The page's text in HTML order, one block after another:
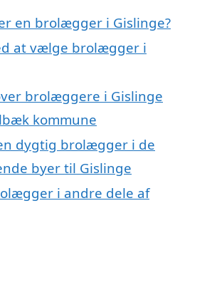
en brolægger i Gislinge?
at vælge brolægger i
brolæggere i Gislinge
kommune
dygtig brolægger i de
byer til Gislinge
i andre dele af